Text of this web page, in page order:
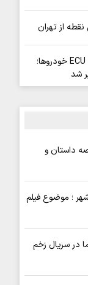
از تهران
پایان جولان سارق وایرال‌شده جعبه‌فیوز و ECU خودروها؛
شد
داستان و
؛ موضوع فیلم
در سریال زخم